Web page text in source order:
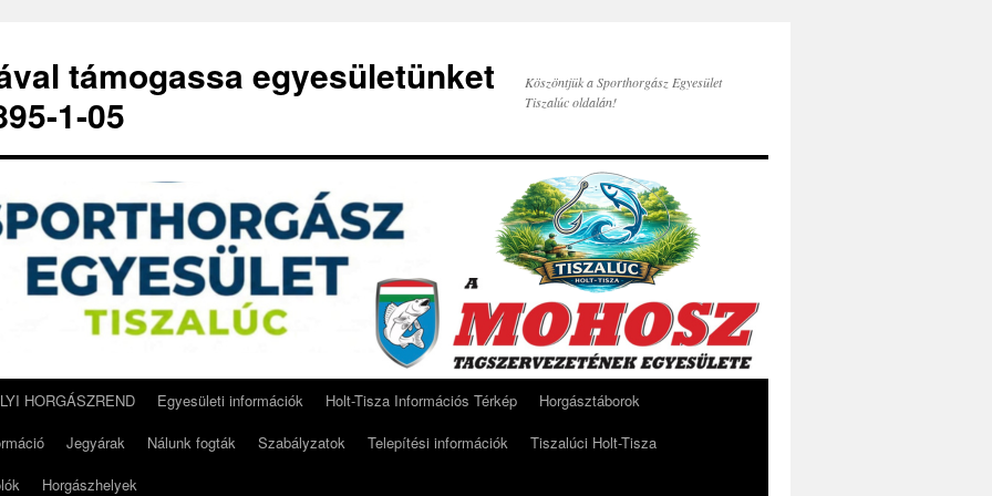
támogassa egyesületünket
1-05
Köszöntjük a Sporthorgász Egyesület
Tiszalúc oldalán!
HORGÁSZREND Egyesületi információk Holt-Tisza Információs Térkép
Horgásztáborok
Jegyárak Nálunk fogták Szabályzatok Telepítési információk
Tiszalúci Holt-Tisza
Horgászhelyek